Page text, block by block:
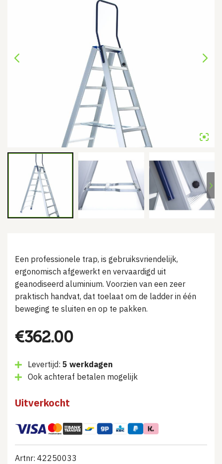
Een professionele trap, is gebruiksvriendelijk,
ergonomisch afgewerkt en vervaardigd uit
geanodiseerd aluminium. Voorzien van een zeer
praktisch handvat, dat toelaat om de ladder in één
beweging te sluiten en op te pakken.
€362.00
Levertijd: 5 werkdagen
Ook achteraf betalen mogelijk
Uitverkocht
Artnr: 42250033